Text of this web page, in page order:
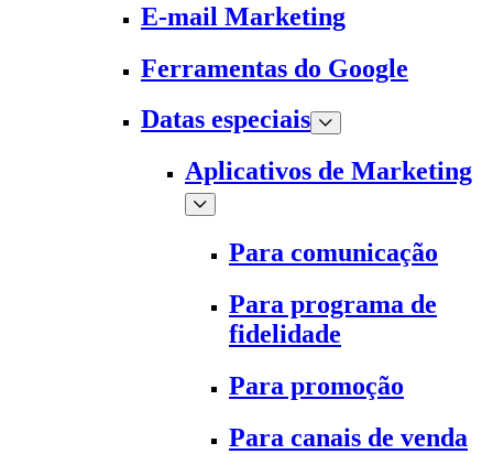
E-mail Marketing
Ferramentas do Google
Datas especiais
Aplicativos de Marketing
Para comunicação
Para programa de
fidelidade
Para promoção
Para canais de venda